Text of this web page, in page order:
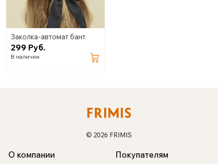
Заколка-автомат бант
299 Руб.
В наличии
© 2026 FRIMIS
О компании Покупателям